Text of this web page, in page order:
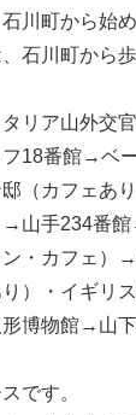
川町から始
石川町から
リア山外交
フ18番館→ベ
邸（カフェあ
→山手234番
ン・カフェ）
り）・イギリ
博物館→山
です。